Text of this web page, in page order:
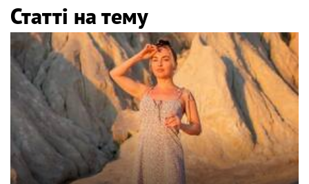
Статті на тему